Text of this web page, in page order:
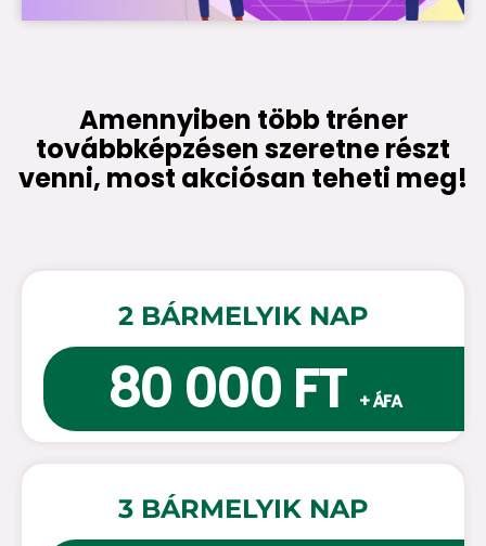
Amennyiben több tréner
továbbképzésen szeretne részt
venni, most akciósan teheti meg!
2 BÁRMELYIK NAP
80 000 FT + ÁFA
3 BÁRMELYIK NAP